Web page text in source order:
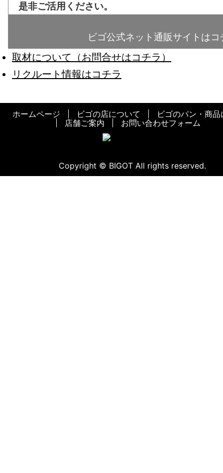
是非ご活用ください。
ビゴ公式ネット通販サイトは
取材について（お問合せはコチラ）
リクルート情報はコチラ
ホームページ ビゴの店について
ビゴのパン・商
店舗ご案内
お問い合わせフォーム
Copyright © BIGOT All rights reserved.